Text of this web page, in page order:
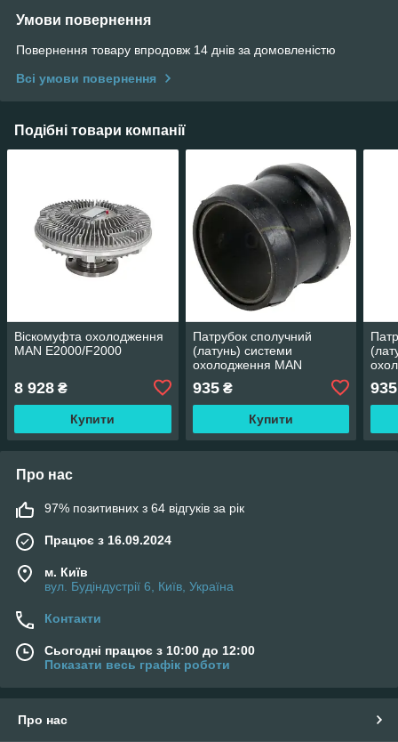
Умови повернення
Повернення товару впродовж 14 днів за домовленістю
Всі умови повернення
Подібні товари компанії
Віскомуфта охолодження
MAN E2000/F2000
8 928 ₴
Купити
Патрубок сполучний
(латунь) системи
охолодження MAN
E/F2000, TGA/TGS/TGX
935₴
Купити
935
Про нас
97% позитивних з 64 відгуків за рік
Працює з 16.09.2024
м. Київ
вул. Будіндустрії 6, Київ, Україна
Контакти
Сьогодні працює з 10:00 до 12:00
Показати весь графік роботи
Про нас